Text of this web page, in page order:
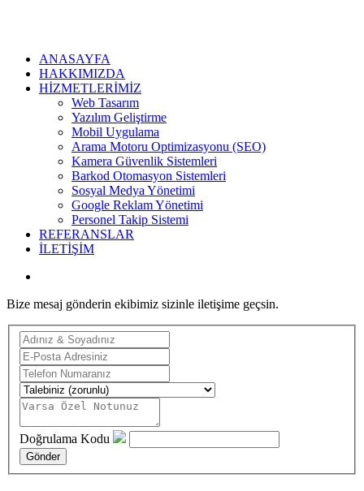
ANASAYFA
HAKKIMIZDA
HİZMETLERİMİZ
Web Tasarım
Yazılım Geliştirme
Mobil Uygulama
Arama Motoru Optimizasyonu (SEO)
Kamera Güvenlik Sistemleri
Barkod Otomasyon Sistemleri
Sosyal Medya Yönetimi
Google Reklam Yönetimi
Personel Takip Sistemi
REFERANSLAR
İLETİŞİM
Bize mesaj gönderin ekibimiz sizinle iletişime geçsin.
Doğrulama Kodu